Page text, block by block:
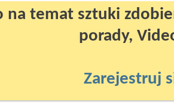
na temat sztuki
porady,
Zarejestruj